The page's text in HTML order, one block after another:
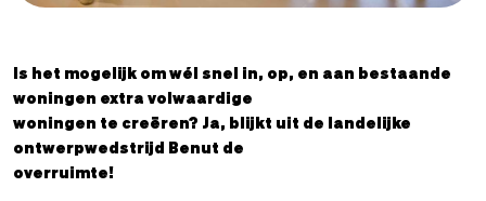
Is het mogelijk om wél snel in, op, en aan bestaande
woningen extra volwaardige
woningen te creëren? Ja, blijkt uit de landelijke
ontwerpwedstrijd Benut de
overruimte!